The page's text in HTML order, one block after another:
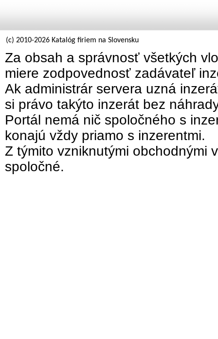
(c) 2010-2026 Katalóg firiem na Slovensku
Za obsah a správnosť všetkých
miere zodpovednosť zadávateľ
Ak administrár servera uzná
si právo takýto inzerát bez
Portál nemá nič spoločného s
konajú vždy priamo s inzerentmi.
Z týmito vzniknutými obchodnými
spoločné.